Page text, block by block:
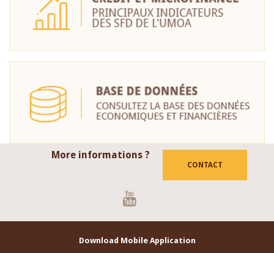
More informations ?
CONTACT
Download Mobile Application